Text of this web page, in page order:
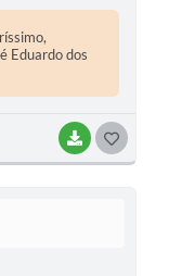
BAIXAR
Eduardo dos